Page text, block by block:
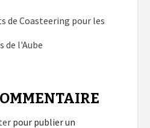
de Coasteering pour les
de l'Aube
pour publier un